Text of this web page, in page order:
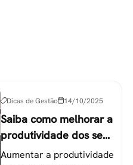
Dicas de Gestão 14/10/2025
Saiba como melhorar a
produtividade dos seus
colaboradores
Aumentar a produtividade